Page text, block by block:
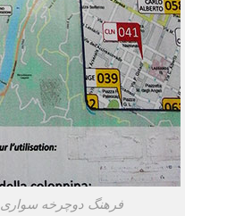
فرهنگ دوچرخه سواری